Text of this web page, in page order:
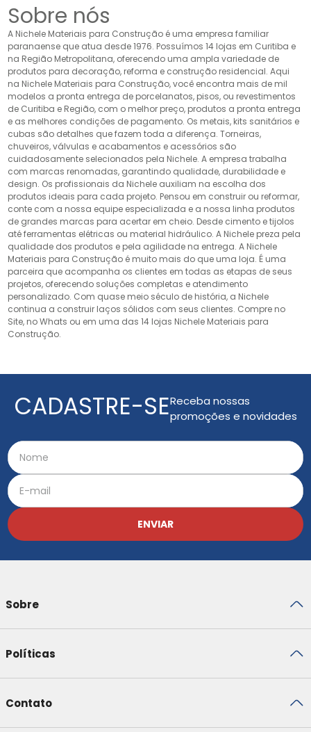
Sobre nós
A Nichele Materiais para Construção é uma empresa familiar
paranaense que atua desde 1976. Possuímos 14 lojas em Curitiba e
na Região Metropolitana, oferecendo uma ampla variedade de
produtos para decoração, reforma e construção residencial. Aqui
na Nichele Materiais para Construção, você encontra mais de mil
modelos a pronta entrega de porcelanatos, pisos, ou revestimentos
de Curitiba e Região, com o melhor preço, produtos a pronta entrega
e as melhores condições de pagamento. Os metais, kits sanitários e
cubas são detalhes que fazem toda a diferença. Torneiras,
chuveiros, válvulas e acabamentos e acessórios são
cuidadosamente selecionados pela Nichele. A empresa trabalha
com marcas renomadas, garantindo qualidade, durabilidade e
design. Os profissionais da Nichele auxiliam na escolha dos
produtos ideais para cada projeto. Pensou em construir ou reformar,
conte com a nossa equipe especializada e a nossa linha produtos
de grandes marcas para acertar em cheio. Desde cimento e tijolos
até ferramentas elétricas ou material hidráulico. A Nichele preza pela
qualidade dos produtos e pela agilidade na entrega. A Nichele
Materiais para Construção é muito mais do que uma loja. É uma
parceira que acompanha os clientes em todas as etapas de seus
projetos, oferecendo soluções completas e atendimento
personalizado. Com quase meio século de história, a Nichele
continua a construir laços sólidos com seus clientes. Compre no
Site, no Whats ou em uma das 14 lojas Nichele Materiais para
Construção.
CADASTRE-SEReceba nossas
promoções e novidades
ENVIAR
Sobre
Políticas
Contato